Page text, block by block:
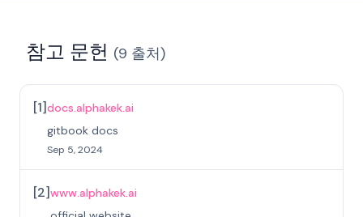
참고 문헌 (9 출처)
[1]docs.alphakek.ai
gitbook docs
Sep 5, 2024
[2]www.alphakek.ai